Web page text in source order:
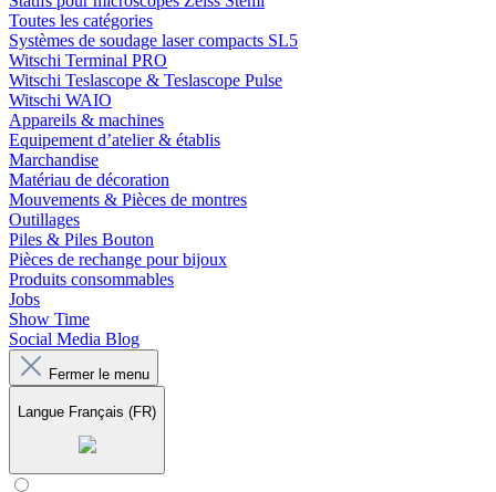
Toutes les catégories
Systèmes de soudage laser compacts SL5
Witschi Terminal PRO
Witschi Teslascope & Teslascope Pulse
Witschi WAIO
Appareils & machines
Equipement d’atelier & établis
Marchandise
Matériau de décoration
Mouvements & Pièces de montres
Outillages
Piles & Piles Bouton
Pièces de rechange pour bijoux
Produits consommables
Jobs
Show Time
Social Media Blog
Fermer le menu
Langue Français (FR)